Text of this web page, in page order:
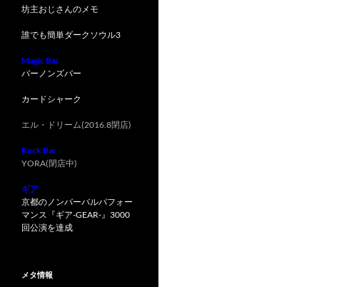
坊主おじさんのメモ
誰でも簡単ダークソウル3
Magic Bar
バーノンズバー
カードシャーク
エル・ドリーム(2016.8閉店)
Rock Bar
YORA(閉店中)
ギア
京都のノンバーバルパフォー
マンス『ギア-GEAR-』3000
回公演を達成
メタ情報